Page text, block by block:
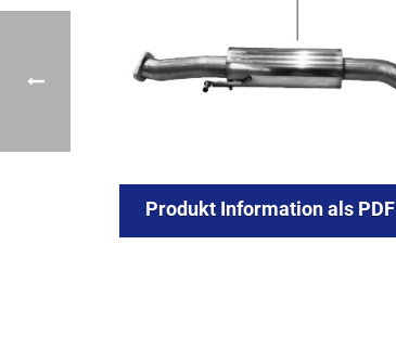
Produkt Information als PDF